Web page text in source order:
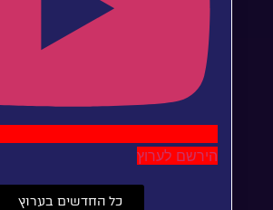
הירשם לערוץ
כל החדשים בערוץ